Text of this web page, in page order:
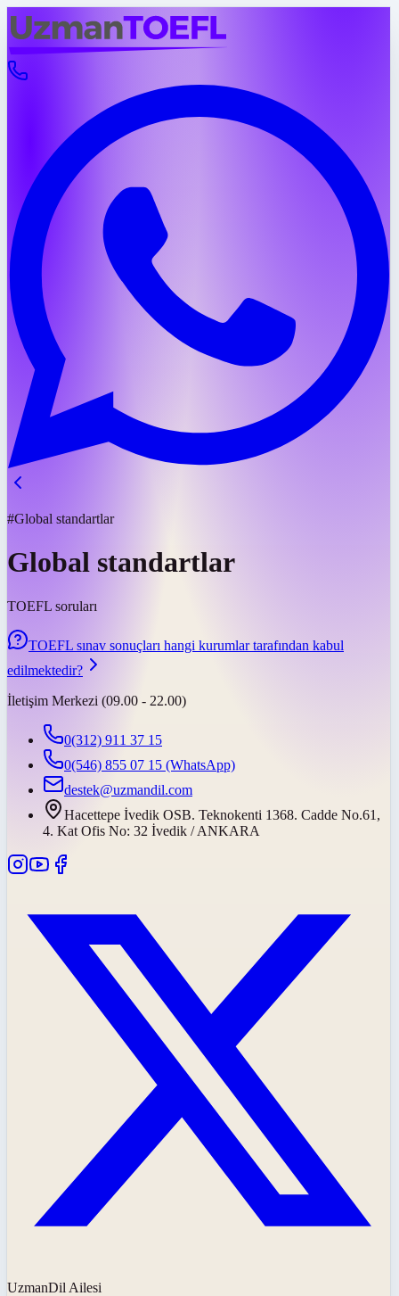
#Global standartlar
Global standartlar
TOEFL soruları
TOEFL sınav sonuçları hangi kurumlar tarafından kabul
edilmektedir?
İletişim Merkezi (09.00 - 22.00)
0(312) 911 37 15
0(546) 855 07 15 (WhatsApp)
destek@uzmandil.com
Hacettepe İvedik OSB. Teknokenti 1368. Cadde No.61,
4. Kat Ofis No: 32 İvedik / ANKARA
UzmanDil Ailesi